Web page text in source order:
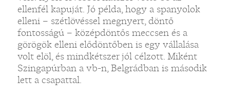
ellenfél kapuját. Jó példa, hogy a spanyolok
elleni – szétlövéssel megnyert, döntő
fontosságú – középdöntős meccsen és a
görögök elleni elődöntőben is egy vállalása
volt elöl, és mindkétszer jól célzott. Miként
Szingapúrban a vb-n, Belgrádban is második
lett a csapattal.